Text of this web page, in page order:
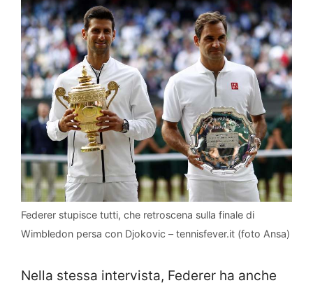
Federer stupisce tutti, che retroscena sulla finale di
Wimbledon persa con Djokovic – tennisfever.it (foto Ansa)
Nella stessa intervista, Federer ha anche